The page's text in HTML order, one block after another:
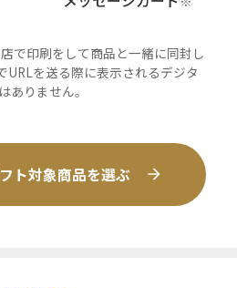
で印刷をして商品と一緒に同封し
URLを送る際に表示されるデジタ
ありません。
ト対象商品を選ぶ